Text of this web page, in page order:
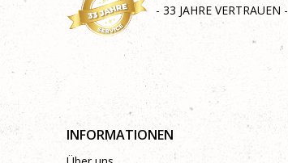
- 33 JAHRE VERTRAUEN -
INFORMATIONEN